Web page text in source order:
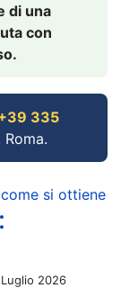
di una
con
335
si ottiene
2026